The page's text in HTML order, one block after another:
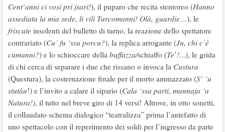
Cent’anni ci vosi pri jsari!), il puparo che recita stentoreo (Hanno
assediata la mia sede, li vili Turcomanni! Olà, guardie…), le
friscate insolenti del bulletto di turno, la reazione dello spettatore
contrariato (Cu’ fu ‘ssu porcu?), la replica arrogante (Ju, chi c’è
cumanni?) e lo schioccare della buffazza/schiaffo (Te’!...), le grida
di chi cerca di separare i due che rissano o invoca la Custura
(Questura), la costernazione finale per il morto ammazzato (S’ ‘u
stutàu!) e l’invito a calare il sipario (Cala ‘ssa parti, mannaja ‘a
Natura!), il tutto nel breve giro di 14 versi! Altrove, in otto sonetti,
il collaudato schema dialogico “teatralizza” prima l’antefatto di
uno spettacolo con il reperimento dei soldi per l’ingresso da parte